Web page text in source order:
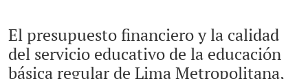
El presupuesto financiero y la calidad
del servicio educativo de la educación
básica regular de Lima Metropolitana,